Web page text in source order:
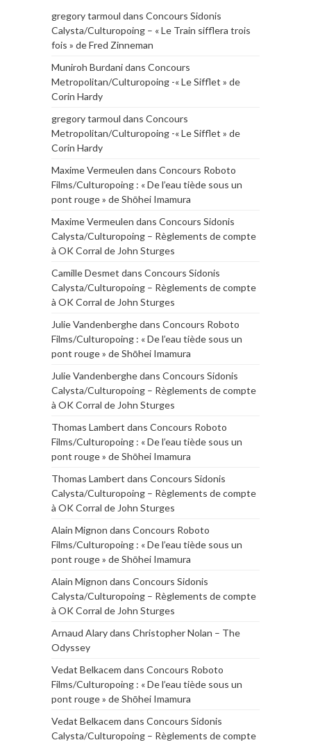
gregory tarmoul dans Concours Sidonis
Calysta/Culturopoing – « Le Train sifflera trois
fois » de Fred Zinneman
Muniroh Burdanidans Concours
Metropolitan/Culturopoing -« Le Sifflet » de
Corin Hardy
gregory tarmoul dans Concours
Metropolitan/Culturopoing -« Le Sifflet » de
Corin Hardy
Maxime Vermeulen dans Concours Roboto
Films/Culturopoing : « De l’eau tiède sous un
pont rouge » de Shōhei Imamura
Maxime Vermeulen dans Concours Sidonis
Calysta/Culturopoing – Règlements de compte
à OK Corral de John Sturges
Camille Desmet dans Concours Sidonis
Calysta/Culturopoing – Règlements de compte
à OK Corral de John Sturges
Julie Vandenberghedans Concours Roboto
Films/Culturopoing : « De l’eau tiède sous un
pont rouge » de Shōhei Imamura
Julie Vandenberghedans Concours Sidonis
Calysta/Culturopoing – Règlements de compte
à OK Corral de John Sturges
Thomas Lambert dans Concours Roboto
Films/Culturopoing : « De l’eau tiède sous un
pont rouge » de Shōhei Imamura
Thomas Lambert dans Concours Sidonis
Calysta/Culturopoing – Règlements de compte
à OK Corral de John Sturges
Alain Mignon dans Concours Roboto
Films/Culturopoing : « De l’eau tiède sous un
pont rouge » de Shōhei Imamura
Alain Mignon dans Concours Sidonis
Calysta/Culturopoing – Règlements de compte
à OK Corral de John Sturges
Arnaud Alarydans Christopher Nolan – The
Odyssey
Vedat Belkacem dans Concours Roboto
Films/Culturopoing : « De l’eau tiède sous un
pont rouge » de Shōhei Imamura
Vedat Belkacem dans Concours Sidonis
Calysta/Culturopoing – Règlements de compte